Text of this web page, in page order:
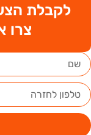
לקבלת
צרו